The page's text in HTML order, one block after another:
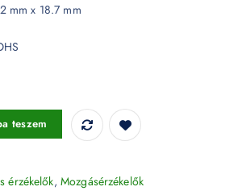
mm x 18.7 mm
közelség-érzékelő 230V max. 500W - 5084
teszem
érzékelők, Mozgásérzékelők